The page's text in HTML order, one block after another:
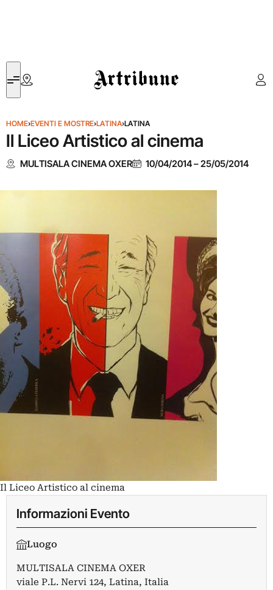
Artribune
HOME›EVENTI E MOSTRE›LATINA›LATINA
Il Liceo Artistico al cinema
MULTISALA CINEMA OXER 10/04/2014–25/05/2014
Il Liceo Artistico al cinema
Informazioni Evento
Luogo
MULTISALA CINEMA OXER
viale P.L. Nervi 124, Latina, Italia